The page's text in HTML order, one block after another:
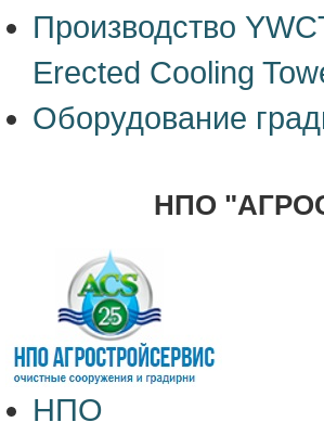
Производство
Erected Cooling
Оборудование
НПО
НПО